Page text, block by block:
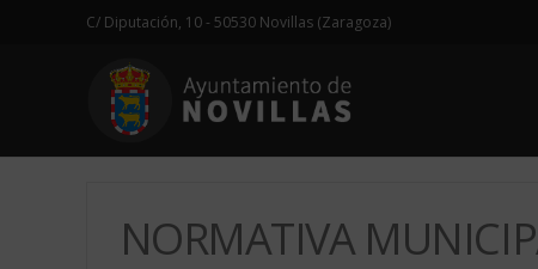
C/ Diputación, 10 - 50530 Novillas (Zaragoza)
NORMATIVA